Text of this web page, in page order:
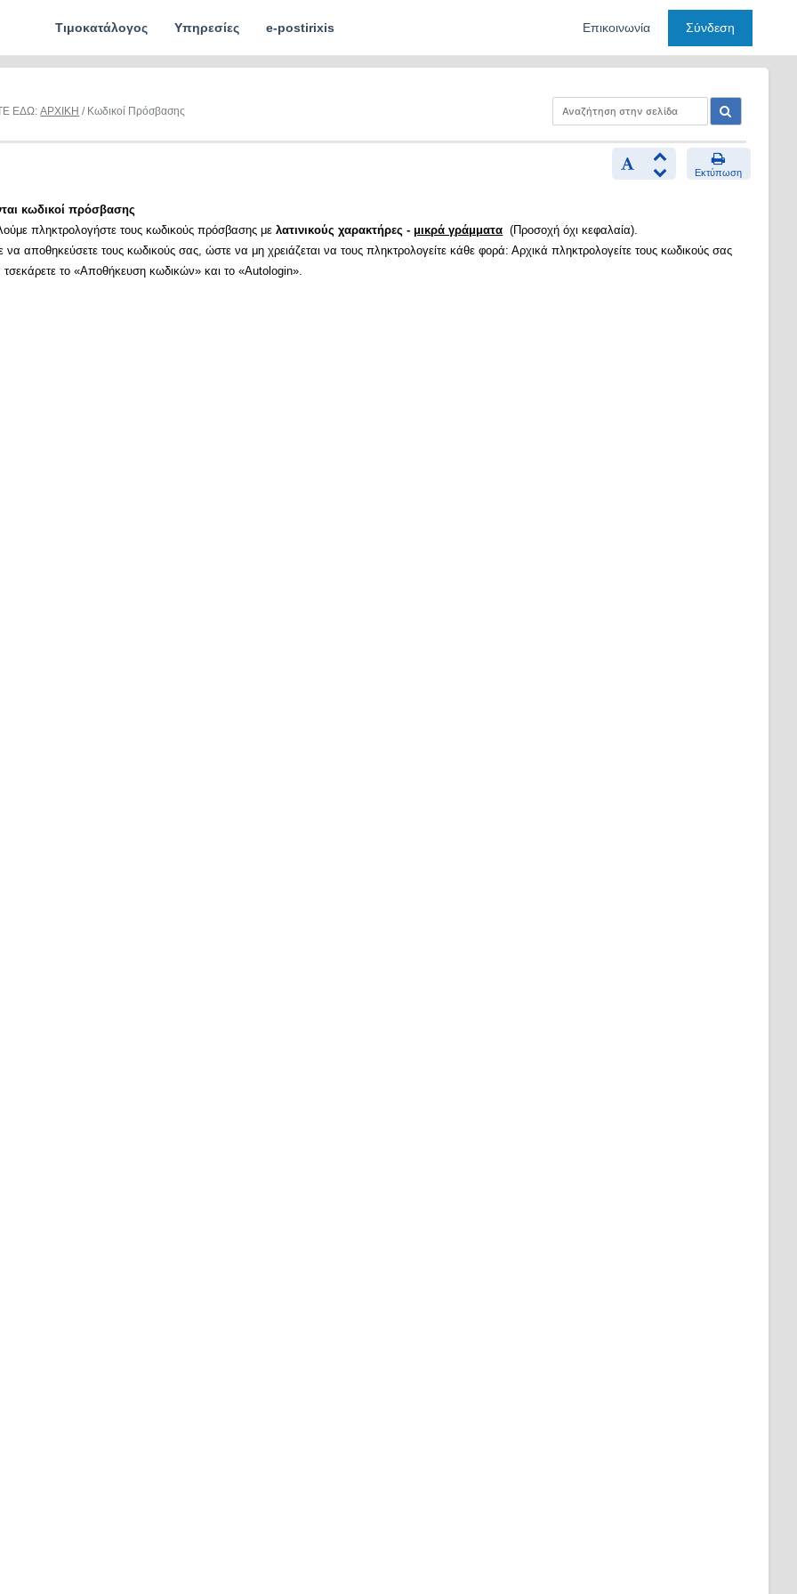
Τιμοκατάλογος Υπηρεσίες e-postirixis Επικοινωνία Σύνδεση
ΕΔΩ:ΑΡΧΙΚΗ / Κωδικοί Πρόσβασης
Εκτύπωση
κωδικοί πρόσβασης
πληκτρολογήστε τους κωδικούς πρόσβασης μελατινικούς χαρακτήρες - μικρά γράμματα (Προσοχή όχι κεφαλαία).
να αποθηκεύσετε τους κωδικούς σας, ώστε να μη χρειάζεται να τους πληκτρολογείτε κάθε φορά: Αρχικά πληκτρολογείτε τους κωδικούς σας
τσεκάρετε το «Αποθήκευση κωδικών» και το «Autologin».